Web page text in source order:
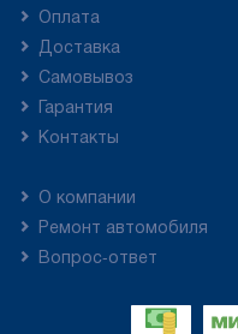
Оплата
Доставка
Самовывоз
Гарантия
Контакты
О компании
Ремонт автомобиля
Вопрос-ответ